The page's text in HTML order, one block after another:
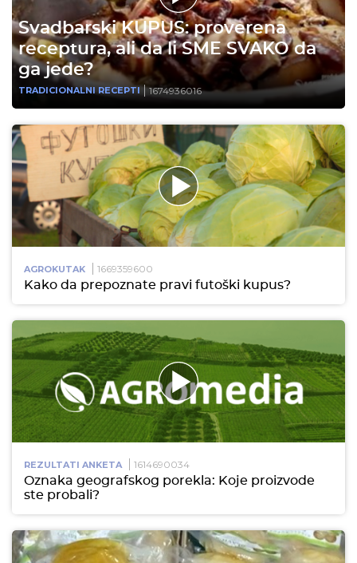
Svadbarski KUPUS: proverena
receptura, ali da li SME SVAKO da
ga jede?
TRADICIONALNI RECEPTI 1674936016
AGROKUTAK 1669359600
Kako da prepoznate pravi futoški kupus?
REZULTATI ANKETA 1614690034
Oznaka geografskog porekla: Koje proizvode
ste probali?